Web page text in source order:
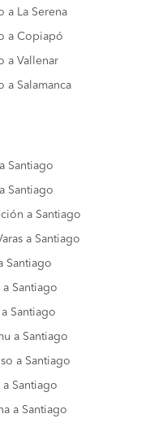
a La Serena
a Copiapó
a Vallenar
a Salamanca
a Santiago
Santiago
a Santiago
a Santiago
Santiago
Santiago
Santiago
a Santiago
a Santiago
a Santiago
a Santiago